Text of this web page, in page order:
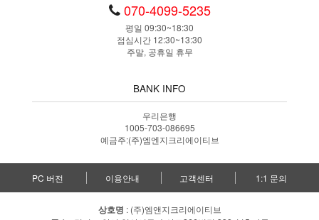
070-4099-5235
평일 09:30~18:30
점심시간 12:30~13:30
주말, 공휴일 휴무
BANK INFO
우리은행
1005-703-086695
예금주:(주)엠엔지크리에이티브
PC 버전 이용안내 고객센터 1:1 문의
상호명 : (주)엠앤지크리에이티브